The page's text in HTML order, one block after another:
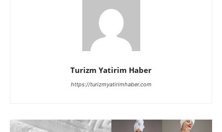
Turizm Yatirim Haber
https://turizmyatirimhaber.com